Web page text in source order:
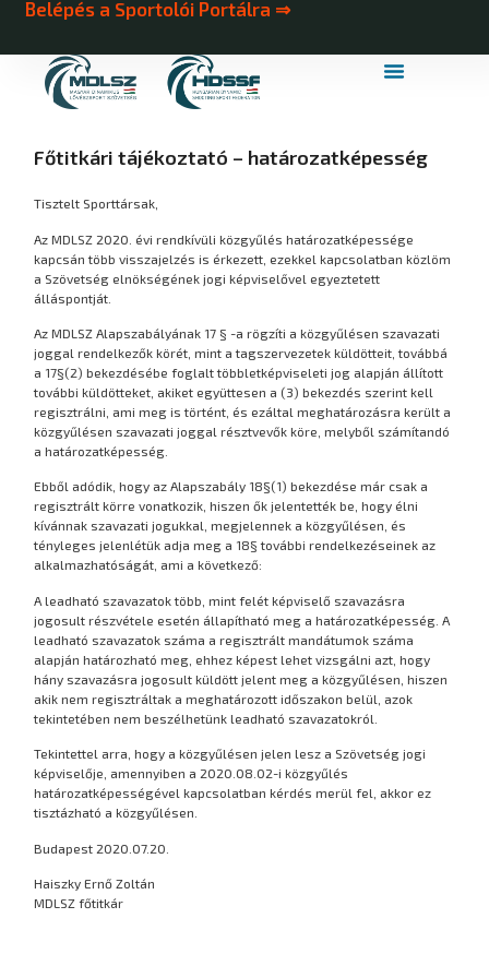
Belépés a Sportolói Portálra ⇒
Főtitkári tájékoztató – határozatképesség
Tisztelt Sporttársak,
Az MDLSZ 2020. évi rendkívüli közgyűlés határozatképessége
kapcsán több visszajelzés is érkezett, ezekkel kapcsolatban közlöm
a Szövetség elnökségének jogi képviselővel egyeztetett
álláspontját.
Az MDLSZ Alapszabályának 17 § -a rögzíti a közgyűlésen szavazati
joggal rendelkezők körét, mint a tagszervezetek küldötteit, továbbá
a 17§(2) bekezdésébe foglalt többletképviseleti jog alapján állított
további küldötteket, akiket együttesen a (3) bekezdés szerint kell
regisztrálni, ami meg is történt, és ezáltal meghatározásra került a
közgyűlésen szavazati joggal résztvevők köre, melyből számítandó
a határozatképesség.
Ebből adódik, hogy az Alapszabály 18§(1) bekezdése már csak a
regisztrált körre vonatkozik, hiszen ők jelentették be, hogy élni
kívánnak szavazati jogukkal, megjelennek a közgyűlésen, és
tényleges jelenlétük adja meg a 18§ további rendelkezéseinek az
alkalmazhatóságát, ami a következő:
A leadható szavazatok több, mint felét képviselő szavazásra
jogosult részvétele esetén állapítható meg a határozatképesség. A
leadható szavazatok száma a regisztrált mandátumok száma
alapján határozható meg, ehhez képest lehet vizsgálni azt, hogy
hány szavazásra jogosult küldött jelent meg a közgyűlésen, hiszen
akik nem regisztráltak a meghatározott időszakon belül, azok
tekintetében nem beszélhetünk leadható szavazatokról.
Tekintettel arra, hogy a közgyűlésen jelen lesz a Szövetség jogi
képviselője, amennyiben a 2020.08.02-i közgyűlés
határozatképességével kapcsolatban kérdés merül fel, akkor ez
tisztázható a közgyűlésen.
Budapest 2020.07.20.
Haiszky Ernő Zoltán
MDLSZ főtitkár